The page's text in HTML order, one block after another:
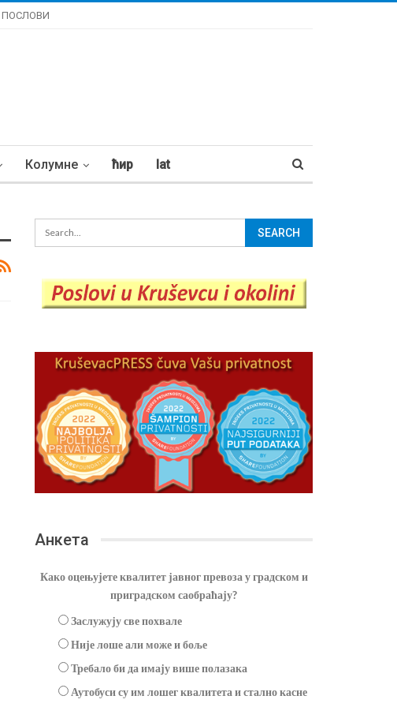
ПОСЛОВИ
Колумне ћир lat
Анкета
Како оцењујете квалитет јавног превоза у градском и
приградском саобраћају?
Заслужују све похвале
Није лоше али може и боље
Требало би да имају више полазака
Аутобуси су им лошег квалитета и стално касне